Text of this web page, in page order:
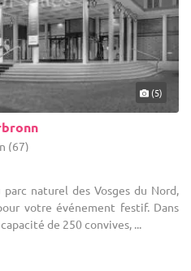
(5)
(67)
naturel des Vosges du Nord,
votre événement festif. Dans
de 250 convives, ...